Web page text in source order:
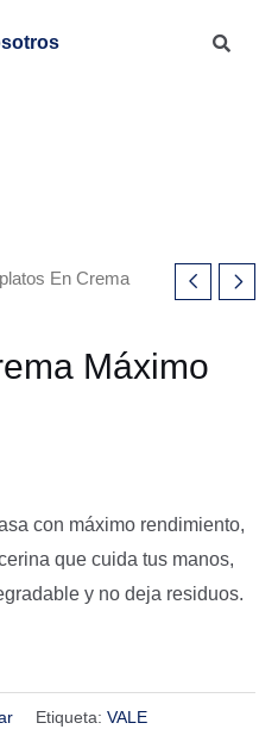
En Crema
Máximo
con máximo rendimiento,
que cuida tus manos,
y no deja residuos.
Etiqueta:VALE